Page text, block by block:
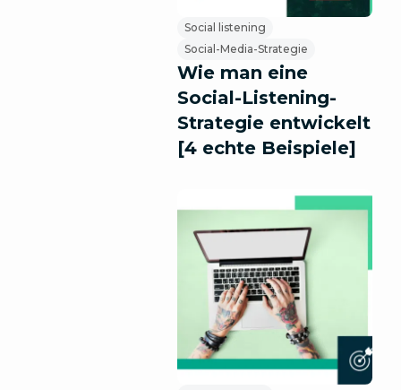
Social listening
Social-Media-Strategie
Wie man eine
Social-Listening-
Strategie entwickelt
[4 echte Beispiele]